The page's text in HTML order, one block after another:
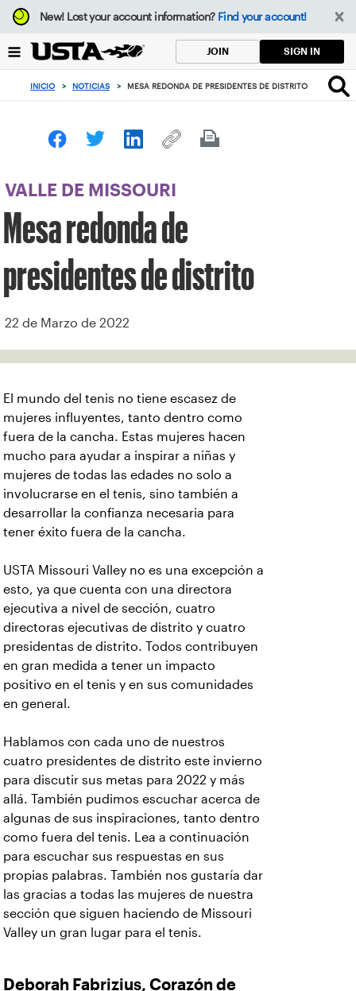
Enfoque
desde
botón
volver
principio
New!Lost your account information? Find your account!
JOIN SIGN IN
INICIO > NOTICIAS > MESA REDONDA DE PRESIDENTES DE DISTRITO
VALLE DE MISSOURI
Mesa redonda de
presidentes de distrito
22 de Marzo de 2022
El mundo del tenis no tiene escasez de
mujeres influyentes, tanto dentro como
fuera de la cancha. Estas mujeres hacen
mucho para ayudar a inspirar a niñas y
mujeres de todas las edades no solo a
involucrarse en el tenis, sino también a
desarrollar la confianza necesaria para
tener éxito fuera de la cancha.
USTA Missouri Valley no es una excepción a
esto, ya que cuenta con una directora
ejecutiva a nivel de sección, cuatro
directoras ejecutivas de distrito y cuatro
presidentas de distrito. Todos contribuyen
en gran medida a tener un impacto
positivo en el tenis y en sus comunidades
en general.
Hablamos con cada uno de nuestros
cuatro presidentes de distrito este invierno
para discutir sus metas para 2022 y más
allá. También pudimos escuchar acerca de
algunas de sus inspiraciones, tanto dentro
como fuera del tenis. Lea a continuación
para escuchar sus respuestas en sus
propias palabras. También nos gustaría dar
las gracias a todas las mujeres de nuestra
sección que siguen haciendo de Missouri
Valley un gran lugar para el tenis.
Deborah Fabrizius, Corazón de